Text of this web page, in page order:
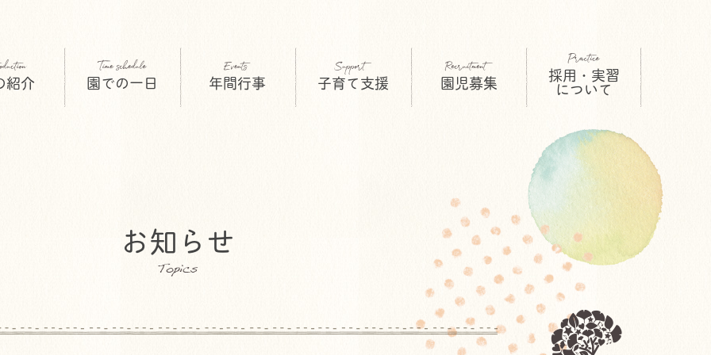
紹介 園での一日 年間行事 子育て支援 園児募集 採用・実習
について
お知らせ